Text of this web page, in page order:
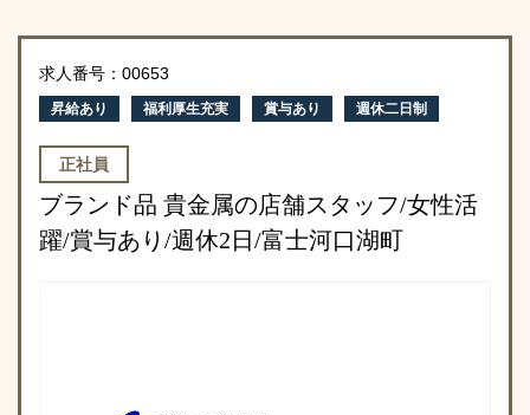
求人番号：00653
昇給あり 福利厚生充実 賞与あり 週休二日制
正社員
ブランド品 貴金属の店舗スタッフ/女性活
躍/賞与あり/週休2日/富士河口湖町